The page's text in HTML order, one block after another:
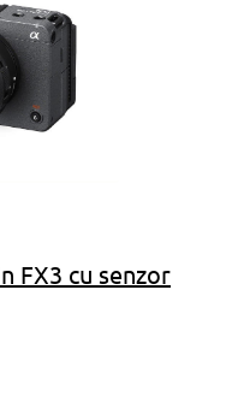
FX3 cu senzor